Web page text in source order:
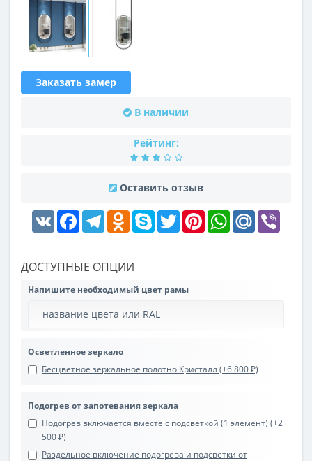
Заказать замер
В наличии
Рейтинг:
Оставить отзыв
VK FacebookTelegramOdnoklassniki
Skype Twitter PinterestWhatsAppMail.Ru
ДОСТУПНЫЕ ОПЦИИ
Напишите необходимый цвет рамы
Осветленное зеркало
Бесцветное зеркальное полотно Кристалл (+6 800 ₽)
Подогрев от запотевания зеркала
Подогрев включается вместе с подсветкой (1 элемент) (+2
500 ₽)
Раздельное включение подогрева и подсветки от